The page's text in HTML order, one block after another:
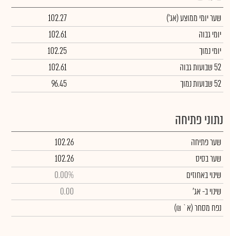
שער יומי ממוצע(אג')
102.27
יומי גבוה
102.61
יומי נמוך
102.25
52 שבועות גבוה
102.61
52 שבועות נמוך
96.45
נתוני פתיחה
שער פתיחה
102.26
שער בסיס
102.26
שינוי באחוזים
0.00%
שינויב- אג'
0.00
נפח מסחר(א` ₪)